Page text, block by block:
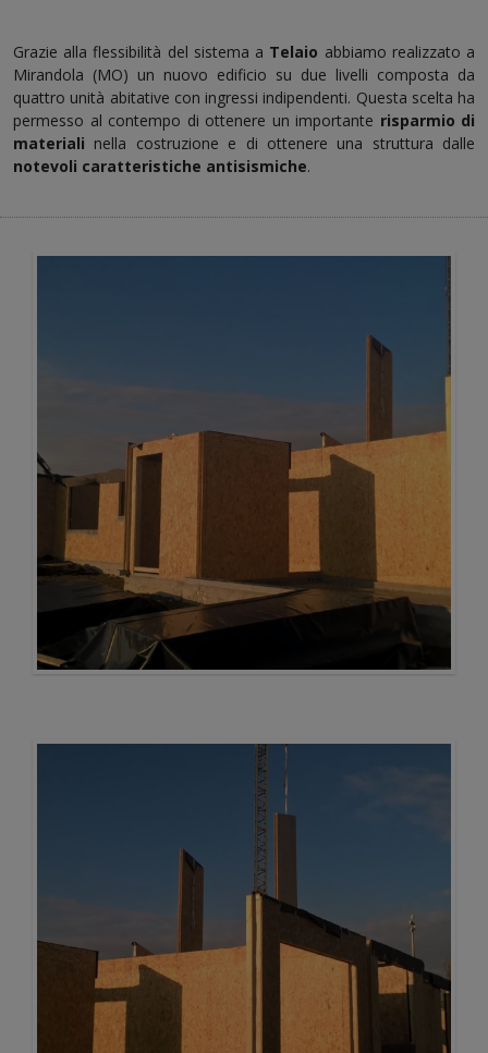
Grazie alla flessibilità del sistema a Telaio abbiamo realizzato a
Mirandola (MO) un nuovo edificio su due livelli composta da
quattro unità abitative con ingressi indipendenti. Questa scelta ha
permesso al contempo di ottenere un importante risparmio di
materiali nella costruzione e di ottenere una struttura dalle
notevoli caratteristiche antisismiche.